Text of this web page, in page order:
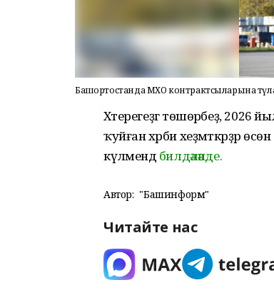
Башҡортостанда МХО контрактсыларына
Хәтерегеҙгә төшөрәбеҙ,
ҡуйған хәрби хеҙмәткәрҙәр
күләмендә билдәләнде.
Автор: "Башинформ"
Читайте нас